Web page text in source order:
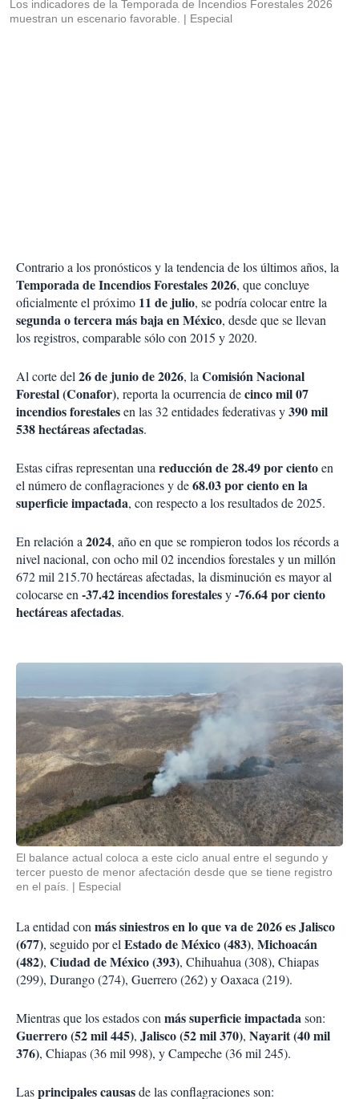
Los indicadores de la Temporada de Incendios Forestales 2026
muestran un escenario favorable.
Especial
Contrario a los pronósticos y la tendencia de los últimos años, la
Temporada de Incendios Forestales 2026, que concluye
oficialmente el próximo 11 de julio, se podría colocar entre la
segunda o tercera más baja en México, desde que se llevan
los registros, comparable sólo con 2015 y 2020.
Al corte del26 de junio de 2026, laComisión Nacional
Forestal (Conafor), reporta la ocurrencia decinco mil 07
incendios forestalesen las 32 entidades federativas y390 mil
538 hectáreas afectadas.
Estas cifras representan unareducción de 28.49 por cientoen
el número de conflagraciones y de68.03 por ciento en la
superficie impactada, con respecto a los resultados de 2025.
En relación a2024, año en que se rompieron todos los récords a
nivel nacional, con ocho mil 02 incendios forestales y un millón
672 mil 215.70 hectáreas afectadas, la disminución es mayor al
colocarse en-37.42 incendios forestalesy-76.64 por ciento
hectáreas afectadas.
El balance actual coloca a este ciclo anual entre el segundo y
tercer puesto de menor afectación desde que se tiene registro
en el país.
Especial
La entidad conmás siniestros en lo que va de 2026 es Jalisco
(677), seguido por elEstado de México (483), Michoacán
(482), Ciudad de México (393), Chihuahua (308), Chiapas
(299), Durango (274), Guerrero (262) y Oaxaca (219).
Mientras que los estados conmás superficie impactadason:
Guerrero (52 mil 445), Jalisco (52 mil 370), Nayarit (40 mil
376), Chiapas (36 mil 998), y Campeche (36 mil 245).
Lasprincipales causasde las conflagraciones son: